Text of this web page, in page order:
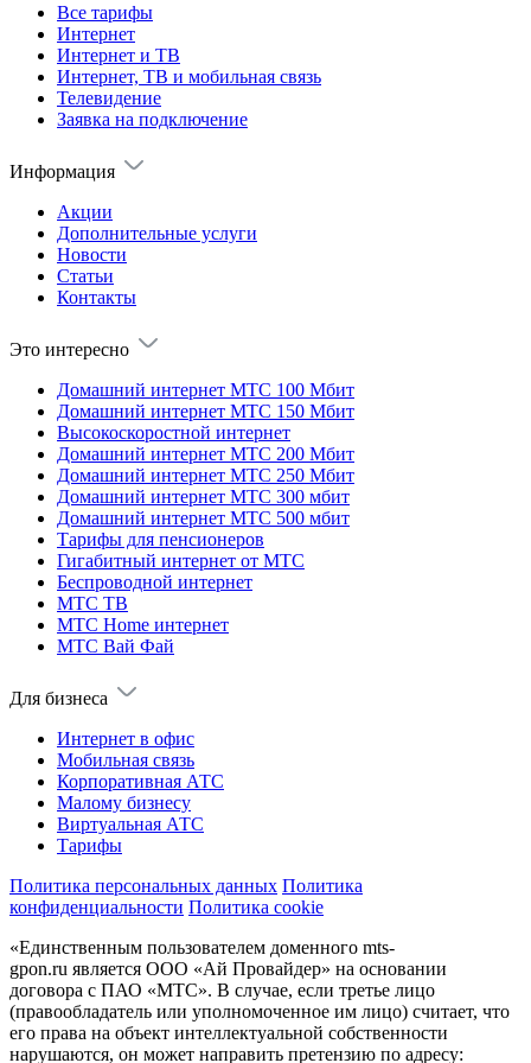
Все тарифы
Интернет
Интернет и ТВ
Интернет, ТВ и мобильная связь
Телевидение
Заявка на подключение
Информация
Акции
Дополнительные услуги
Новости
Статьи
Контакты
Это интересно
Домашний интернет МТС 100 Мбит
Домашний интернет МТС 150 Мбит
Высокоскоростной интернет
Домашний интернет МТС 200 Мбит
Домашний интернет МТС 250 Мбит
Домашний интернет МТС 300 мбит
Домашний интернет МТС 500 мбит
Тарифы для пенсионеров
Гигабитный интернет от МТС
Беспроводной интернет
МТС ТВ
МТС Home интернет
МТС Вай Фай
Для бизнеса
Интернет в офис
Мобильная связь
Корпоративная АТС
Малому бизнесу
Виртуальная АТС
Тарифы
Политика персональных данных Политика
конфиденциальности Политика cookie
«Единственным пользователем доменного mts-
gpon.ru является ООО «Ай Провайдер» на основании
договора с ПАО «МТС». В случае, если третье лицо
(правообладатель или уполномоченное им лицо) считает, что
его права на объект интеллектуальной собственности
нарушаются, он может направить претензию по адресу: